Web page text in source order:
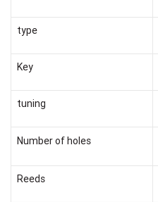
type
Key
tuning
Number of holes
Reeds